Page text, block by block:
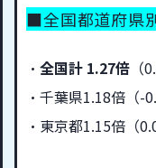
■全国都道府県
・全国計 1.27倍 （
・千葉県1.18倍（-
・東京都1.15倍（